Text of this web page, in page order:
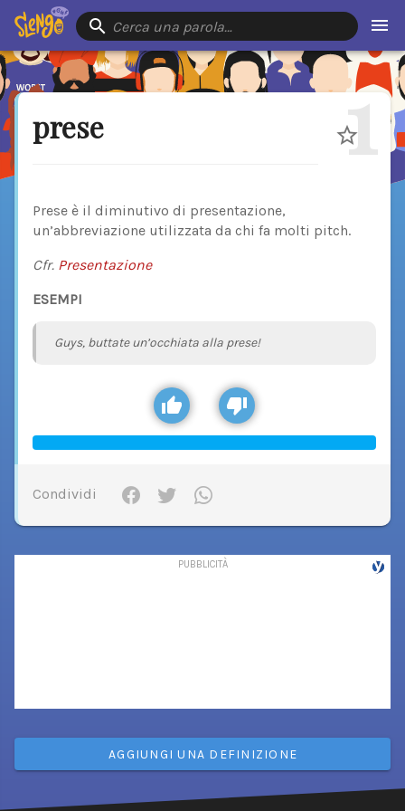
Cerca una parola…
prese 1
Prese è il diminutivo di presentazione,
un’abbreviazione utilizzata da chi fa molti pitch.
Cfr. Presentazione
ESEMPI
Guys, buttate un’occhiata alla prese!
Condividi
AGGIUNGI UNA DEFINIZIONE